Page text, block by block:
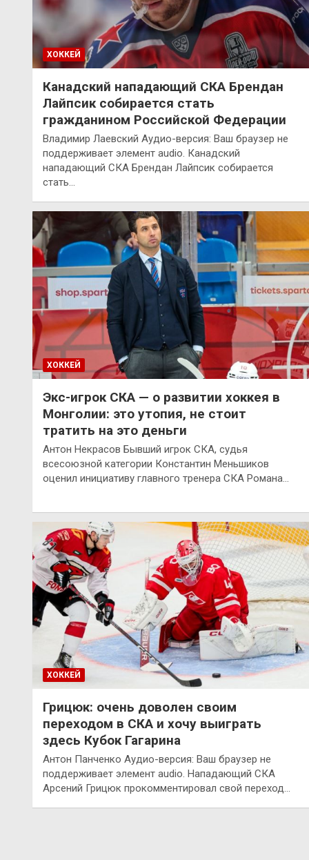
ХОККЕЙ
Канадский нападающий СКА Брендан
Лайпсик собирается стать
гражданином Российской Федерации
Владимир Лаевский Аудио-версия: Ваш браузер не
поддерживает элемент audio. Канадский
нападающий СКА Брендан Лайпсик собирается
стать…
ХОККЕЙ
Экс-игрок СКА — о развитии хоккея в
Монголии: это утопия, не стоит
тратить на это деньги
Антон Некрасов Бывший игрок СКА, судья
всесоюзной категории Константин Меньшиков
оценил инициативу главного тренера СКА Романа…
ХОККЕЙ
Грицюк: очень доволен своим
переходом в СКА и хочу выиграть
здесь Кубок Гагарина
Антон Панченко Аудио-версия: Ваш браузер не
поддерживает элемент audio. Нападающий СКА
Арсений Грицюк прокомментировал свой переход…